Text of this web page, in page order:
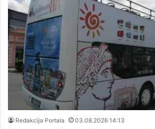
Redakcija Portala 03.08.2026 14:13